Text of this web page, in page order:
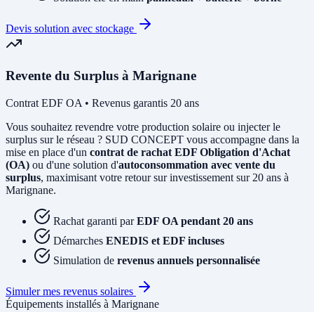
Devis solution avec stockage
Revente du Surplus à Marignane
Contrat EDF OA • Revenus garantis 20 ans
Vous souhaitez revendre votre production solaire ou injecter le
surplus sur le réseau ? SUD CONCEPT vous accompagne dans la
mise en place d'un contrat de rachat EDF Obligation d'Achat
(OA) ou d'une solution d'autoconsommation avec vente du
surplus, maximisant votre retour sur investissement sur 20 ans à
Marignane.
Rachat garanti parEDF OA pendant 20 ans
Démarches ENEDIS et EDF incluses
Simulation de revenus annuels personnalisée
Simuler mes revenus solaires
Équipements installés à Marignane